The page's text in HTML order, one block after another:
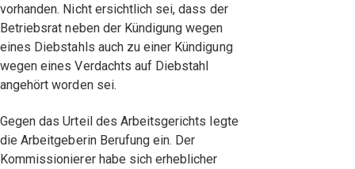
vorhanden. Nicht ersichtlich sei, dass der
Betriebsrat neben der Kündigung wegen
eines Diebstahls auch zu einer Kündigung
wegen eines Verdachts auf Diebstahl
angehört worden sei.
Gegen das Urteil des Arbeitsgerichts legte
die Arbeitgeberin Berufung ein. Der
Kommissionierer habe sich erheblicher